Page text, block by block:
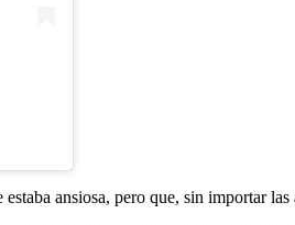
ansiosa, pero que, sin importar